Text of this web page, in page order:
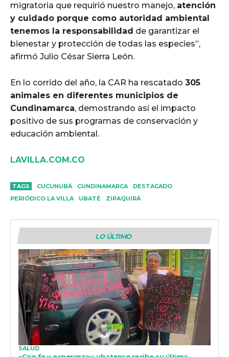
migratoria que requirió nuestro manejo, atención
y cuidado porque como autoridad ambiental
tenemos la responsabilidad de garantizar el
bienestar y protección de todas las especies”,
afirmó Julio César Sierra León.
En lo corrido del año, la CAR ha rescatado 305
animales en diferentes municipios de
Cundinamarca, demostrando así el impacto
positivo de sus programas de conservación y
educación ambiental.
LAVILLA.COM.CO
TAGS CUCUNUBÁ CUNDINAMARCA
DESTACADO
PERIÓDICO LA VILLA
UBATÉ ZIPAQUIRÁ
LO ÚLTIMO
SALUD